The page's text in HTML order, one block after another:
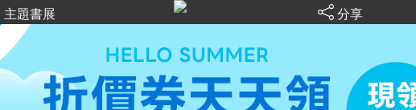
主題書展 分享